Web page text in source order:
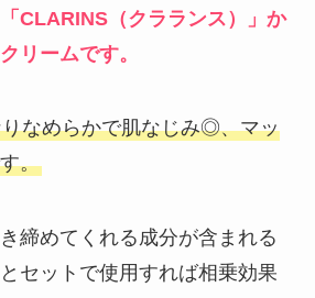
CLARINS（クラランス）」か
リームです。
なめらかで肌なじみ◎、マッ
。
締めてくれる成分が含まれる
セットで使用すれば相乗効果